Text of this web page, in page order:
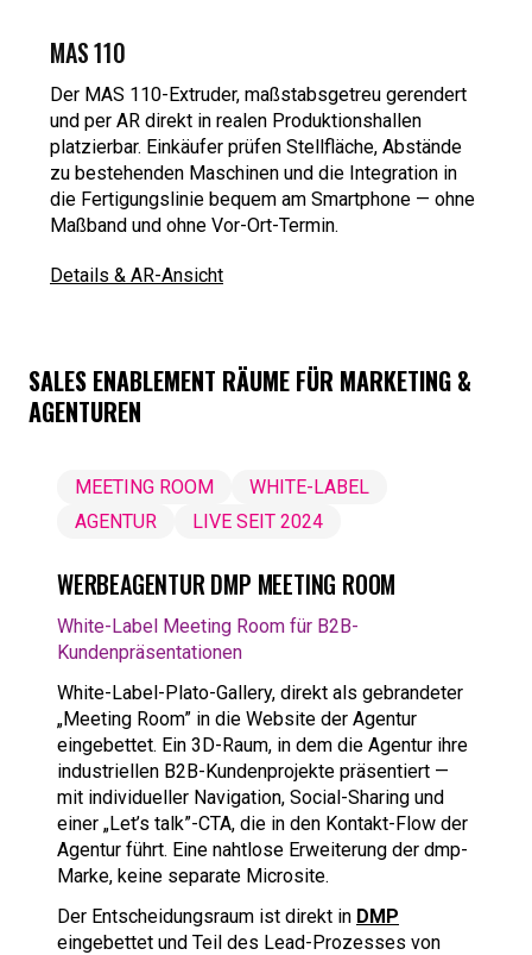
MAS 110
Der MAS 110-Extruder, maßstabsgetreu gerendert
und per AR direkt in realen Produktionshallen
platzierbar. Einkäufer prüfen Stellfläche, Abstände
zu bestehenden Maschinen und die Integration in
die Fertigungslinie bequem am Smartphone — ohne
Maßband und ohne Vor-Ort-Termin.
Details & AR-Ansicht
SALES ENABLEMENT RÄUME FÜR MARKETING &
AGENTUREN
MEETING ROOM
WHITE-LABEL
AGENTUR
LIVE SEIT 2024
WERBEAGENTUR DMP MEETING ROOM
White-Label Meeting Room für B2B-
Kundenpräsentationen
White-Label-Plato-Gallery, direkt als gebrandeter
„Meeting Room” in die Website der Agentur
eingebettet. Ein 3D-Raum, in dem die Agentur ihre
industriellen B2B-Kundenprojekte präsentiert —
mit individueller Navigation, Social-Sharing und
einer „Let’s talk”-CTA, die in den Kontakt-Flow der
Agentur führt. Eine nahtlose Erweiterung der dmp-
Marke, keine separate Microsite.
Der Entscheidungsraum ist direkt in DMP
eingebettet und Teil des Lead-Prozesses von